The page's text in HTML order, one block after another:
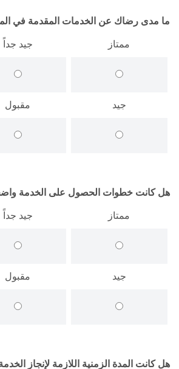
ما مدى رضاك عن الخدمات المقدمة في
ممتاز
جيد جداً
جيد مقبول
هل كانت خطوات الحصول على الخدمة
ممتاز
جيد جداً
جيد مقبول
هل كانت المدة الزمنية اللازمة لإنجاز